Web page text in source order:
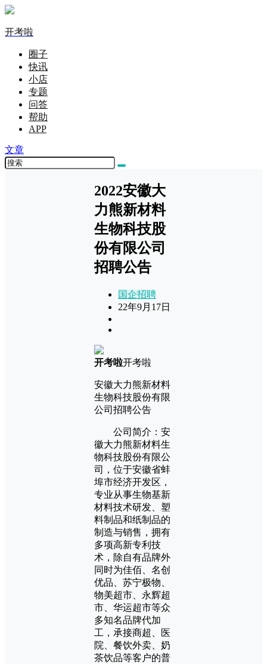
开考啦
圈子
快讯
小店
专题
问答
帮助
APP
文章
2022安徽大
力熊新材料
生物科技股
份有限公司
招聘公告
国企招聘
22年9月17日
开考啦开考啦
安徽大力熊新材料
生物科技股份有限
公司招聘公告
公司简介：安
徽大力熊新材料生
物科技股份有限公
司，位于安徽省蚌
埠市经济开发区，
专业从事生物基新
材料技术研发、塑
料制品和纸制品的
制造与销售，拥有
多项高新专利技
术，除自有品牌外
同时为佳佰、名创
优品、苏宁极物、
物美超市、永辉超
市、华运超市等众
多知名品牌代加
工，承接商超、医
院、餐饮外卖、奶
茶饮品等客户的普